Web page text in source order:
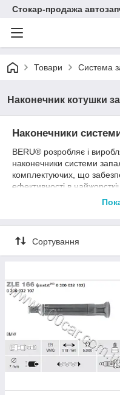
Стокар-продажа
Товари Система
Наконечник котушки
Наконечники
BERU® розробляє і
наконечники системи
комплектуючих, що
ефективності в
Особливості
комплектуючих;
Сортування